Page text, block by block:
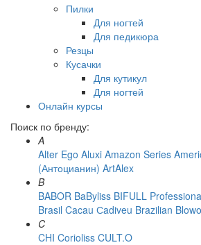
Пилки
Для ногтей
Для педикюра
Резцы
Кусачки
Для кутикул
Для ногтей
Онлайн курсы
Поиск по бренду:
A
Alter Ego Aluxi Amazon Series
(Антоцианин) ArtAlex
B
BABOR BaByliss BIFULL
Brasil Cacau Сadiveu Brazilian
C
CHI Corioliss CULT.O